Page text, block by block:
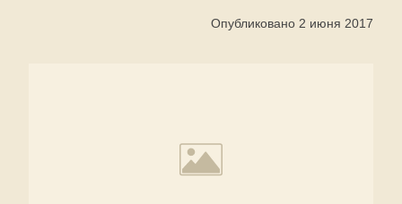
Опубликовано 2 июня 2017